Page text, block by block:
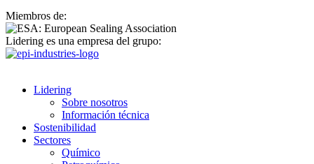
Miembros de:
Lidering es una empresa del grupo:
Lidering
Sobre nosotros
Información técnica
Sostenibilidad
Sectores
Químico